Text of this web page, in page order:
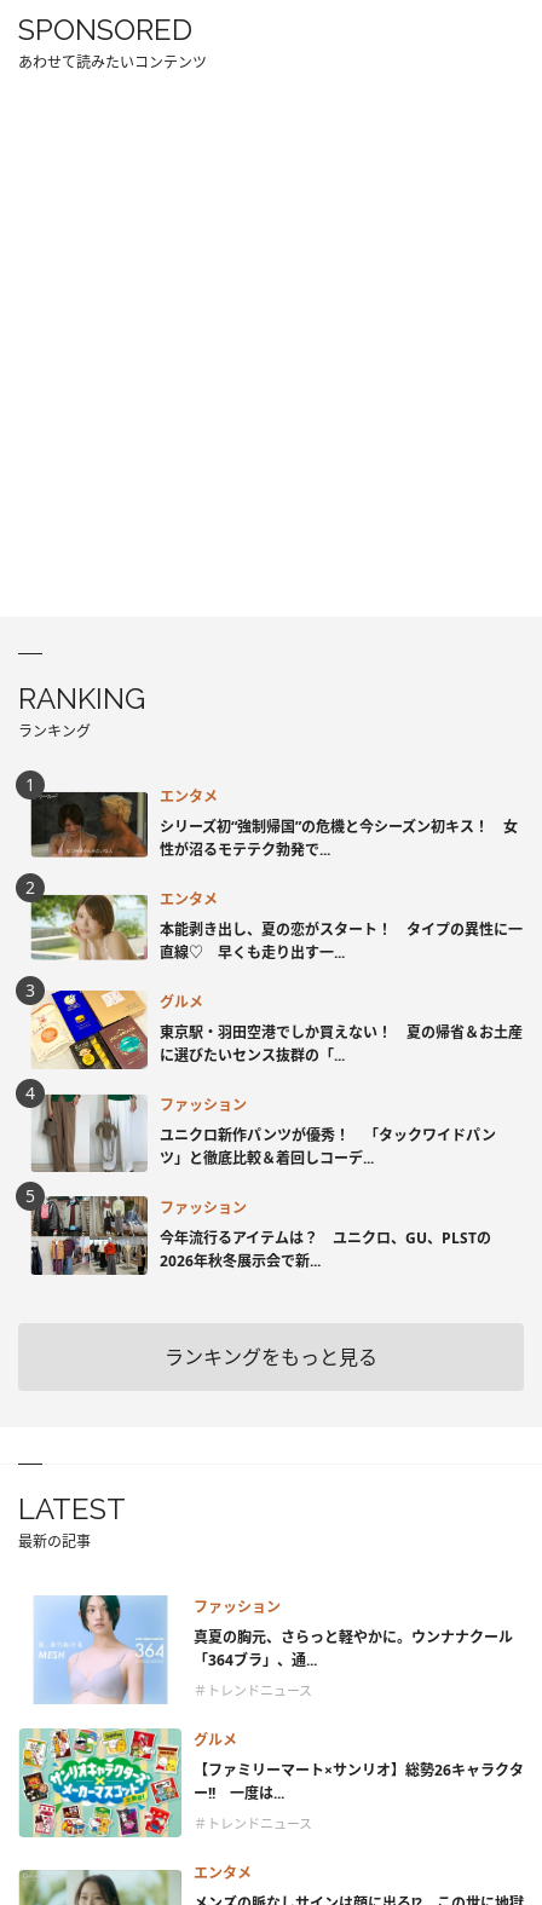
SPONSORED
あわせて読みたいコンテンツ
RANKING
ランキング
エンタメ
シリーズ初“強制帰国”の危機と今シーズン初キス！ 女
性が沼るモテテク勃発で...
エンタメ
本能剥き出し、夏の恋がスタート！ タイプの異性に一
直線♡ 早くも走り出す一...
グルメ
東京駅・羽田空港でしか買えない！ 夏の帰省＆お土産
に選びたいセンス抜群の「...
ファッション
ユニクロ新作パンツが優秀！ 「タックワイドパン
ツ」と徹底比較＆着回しコーデ...
ファッション
今年流行るアイテムは？ ユニクロ、GU、PLSTの
2026年秋冬展示会で新...
ランキングをもっと見る
LATEST
最新の記事
ファッション
真夏の胸元、さらっと軽やかに。ウンナナクール
「364ブラ」、通...
＃トレンドニュース
グルメ
【ファミリーマート×サンリオ】総勢26キャラクタ
ー!! 一度は...
＃トレンドニュース
エンタメ